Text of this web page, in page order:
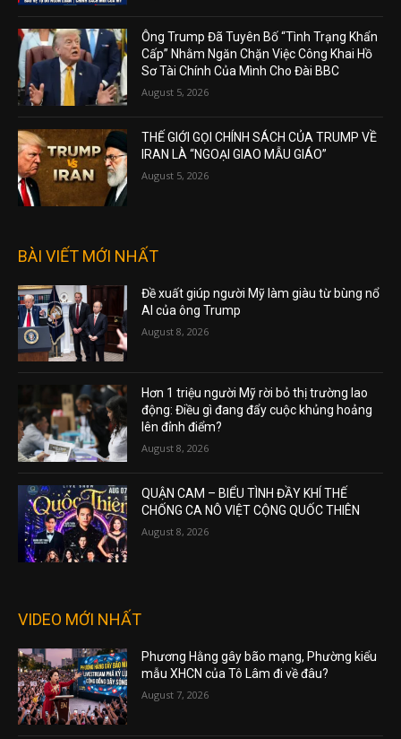
Ông Trump Đã Tuyên Bố “Tình Trạng Khẩn
Cấp” Nhằm Ngăn Chặn Việc Công Khai Hồ
Sơ Tài Chính Của Mình Cho Đài BBC
August 5, 2026
THẾ GIỚI GỌI CHÍNH SÁCH CỦA TRUMP VỀ
IRAN LÀ “NGOẠI GIAO MẪU GIÁO”
August 5, 2026
BÀI VIẾT MỚI NHẤT
Đề xuất giúp người Mỹ làm giàu từ bùng nổ
AI của ông Trump
August 8, 2026
Hơn 1 triệu người Mỹ rời bỏ thị trường lao
động: Điều gì đang đẩy cuộc khủng hoảng
lên đỉnh điểm?
August 8, 2026
QUẬN CAM – BIỂU TÌNH ĐẦY KHÍ THẾ
CHỐNG CA NÔ VIỆT CỘNG QUỐC THIÊN
August 8, 2026
VIDEO MỚI NHẤT
Phương Hằng gây bão mạng, Phường kiểu
mẫu XHCN của Tô Lâm đi về đâu?
August 7, 2026